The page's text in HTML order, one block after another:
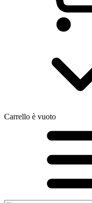
Carrello è vuoto